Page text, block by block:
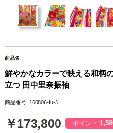
商品名
鮮やかなカラーで映える和柄
立つ 田中里奈振袖
商品番号: 160806-fu-3
￥173,800 ポイント: